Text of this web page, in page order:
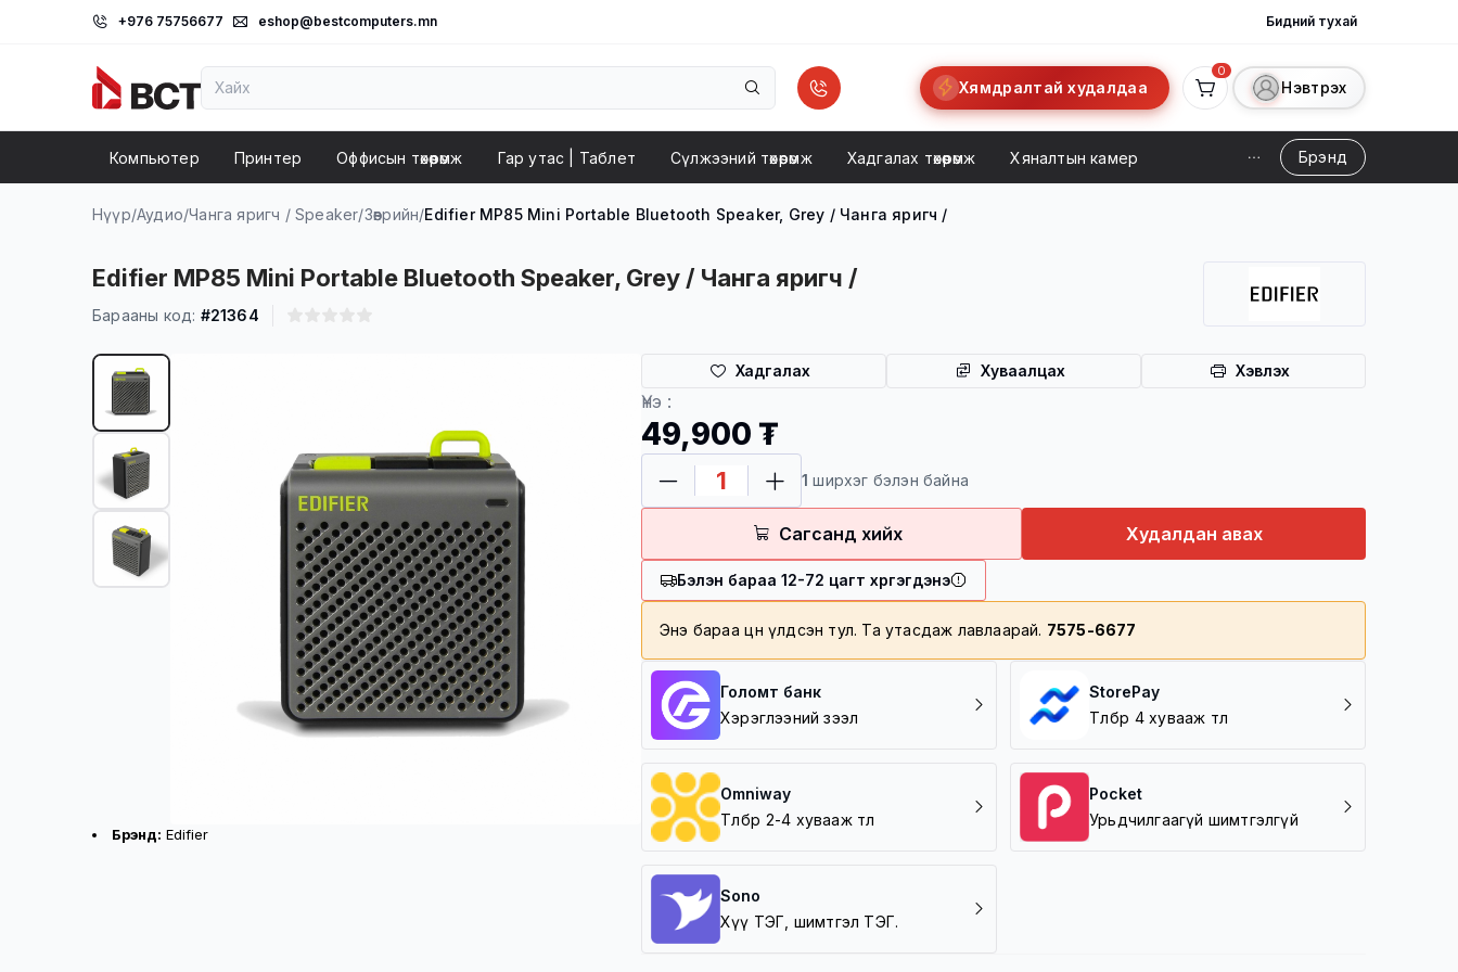
+976 75756677 eshop@bestcomputers.mn Бидний тухай
Хямдралтай худалдаа
0
Нэвтрэх
Компьютер Принтер Оффисын төхөөрөмж Гар утас | Taблет Сүлжээний төхөөрөмж Хадгалах төхөөрөмж Хяналтын камер Брэнд
Нүүр/Аудио/Чанга яригч / Speaker/Зөөврийн/Edifier MP85 Mini Portable Bluetooth Speaker, Grey / Чанга яригч /
Edifier MP85 Mini Portable Bluetooth Speaker, Grey / Чанга яригч /
Барааны код: #21364
Бүтээгдэхүүний үндсэн үзүүлэлт
Брэнд: Edifier
Хадгалах Хуваалцах Хэвлэх
Үнэ :
49,900 ₮
1 ширхэг бэлэн байна
Сагсанд хийх Худалдан авах
Бэлэн бараа 12-72 цагт хүргэгдэнэ
Төлбөр баталгаажсан үеэс хойш 08-48 цагийн дотор хүргэгдэнэ
100,000 төгрөг болон түүнээс дээш үнийн дүнтэй барааг үнэгүй хүргэнэ
100,000 төгрөг дотор үнийн дүнтэй барааг 5000 төгрөгөөр хүргэнэ
Хүргэлтийн бүс
Зүүн зүг /Амгалан/
Урд зүг /Зайсан, Архивын ерөнхий газар/
Хойд зүг / 7 Буудал/
Энэ бараа цөөн үлдсэн тул. Та утасдаж лавлаарай. 7575-6677
Голомт банк
Хэрэглээний зээл
StorePay
Төлбөрөө 4 хувааж төл
Omniway
Төлбөрөө 2-4 хувааж төл
Pocket
Урьдчилгаагүй шимтгэлгүй
Sono
Хүү ТЭГ, шимтгэл ТЭГ.